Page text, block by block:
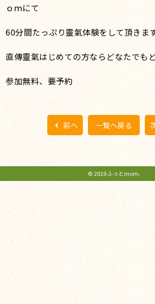
ｏｍにて
60分間たっぷり靈氣体験をして頂きます
直傳靈氣はじめての方ならどなたでもど
参加無料、要予約
前へ 一覧へ戻る
© 2019 ふっとmom.